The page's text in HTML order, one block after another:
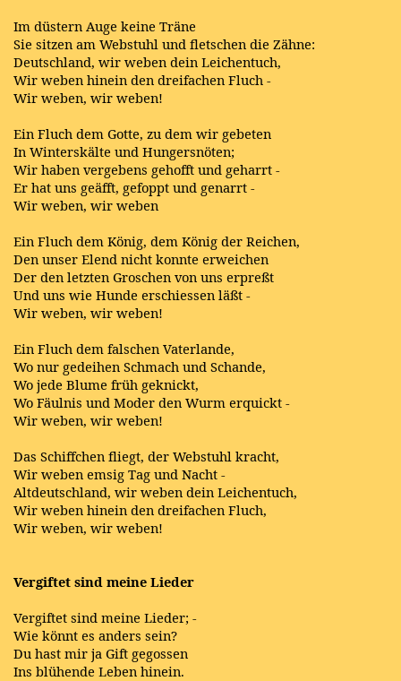
Im düstern Auge keine Träne
Sie sitzen am Webstuhl und fletschen die Zähne:
Deutschland, wir weben dein Leichentuch,
Wir weben hinein den dreifachen Fluch -
Wir weben, wir weben!
Ein Fluch dem Gotte, zu dem wir gebeten
In Winterskälte und Hungersnöten;
Wir haben vergebens gehofft und geharrt -
Er hat uns geäfft, gefoppt und genarrt -
Wir weben, wir weben
Ein Fluch dem König, dem König der Reichen,
Den unser Elend nicht konnte erweichen
Der den letzten Groschen von uns erpreßt
Und uns wie Hunde erschiessen läßt -
Wir weben, wir weben!
Ein Fluch dem falschen Vaterlande,
Wo nur gedeihen Schmach und Schande,
Wo jede Blume früh geknickt,
Wo Fäulnis und Moder den Wurm erquickt -
Wir weben, wir weben!
Das Schiffchen fliegt, der Webstuhl kracht,
Wir weben emsig Tag und Nacht -
Altdeutschland, wir weben dein Leichentuch,
Wir weben hinein den dreifachen Fluch,
Wir weben, wir weben!
Vergiftet sind meine Lieder
Vergiftet sind meine Lieder; -
Wie könnt es anders sein?
Du hast mir ja Gift gegossen
Ins blühende Leben hinein.